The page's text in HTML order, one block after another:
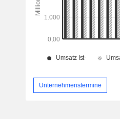
Unternehmenstermine